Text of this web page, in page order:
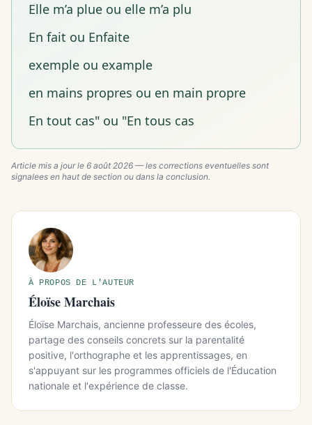
Elle m’a plue ou elle m’a plu
En fait ou Enfaite
exemple ou example
en mains propres ou en main propre
En tout cas" ou "En tous cas
Article mis a jour le 6 août 2026 — les corrections eventuelles sont
signalees en haut de section ou dans la conclusion.
À PROPOS DE L'AUTEUR
Éloïse Marchais
Éloïse Marchais, ancienne professeure des écoles,
partage des conseils concrets sur la parentalité
positive, l'orthographe et les apprentissages, en
s'appuyant sur les programmes officiels de l'Éducation
nationale et l'expérience de classe.